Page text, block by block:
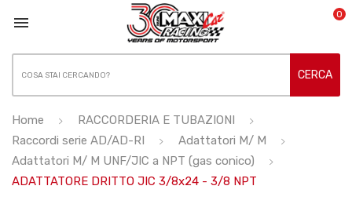
 0
CERCA
Home
RACCORDERIA E TUBAZIONI
Raccordi serie AD/AD-RI
Adattatori M/ M
Adattatori M/ M UNF/JIC a NPT (gas conico)
ADATTATORE DRITTO JIC 3/8x24 - 3/8 NPT